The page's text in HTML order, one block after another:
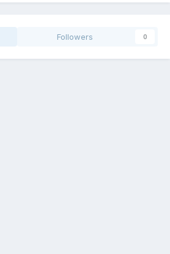
Followers 0